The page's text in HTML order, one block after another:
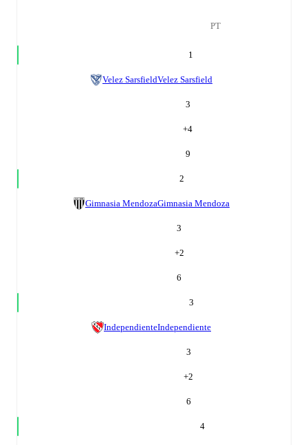
PT
1
Velez SarsfieldVelez Sarsfield
3
+4
9
2
Gimnasia MendozaGimnasia Mendoza
3
+2
6
3
IndependienteIndependiente
3
+2
6
4